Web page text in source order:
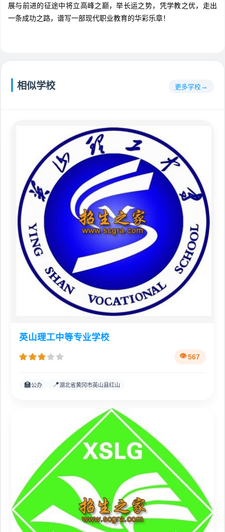
展与前进的征途中将立高峰之巅，举长运之势，凭学教之优，走出
一条成功之路，谱写一部现代职业教育的华彩乐章！
相似学校 更多学校
英山理工中等专业学校
567
🏫公办 📍湖北省黄冈市英山县红山